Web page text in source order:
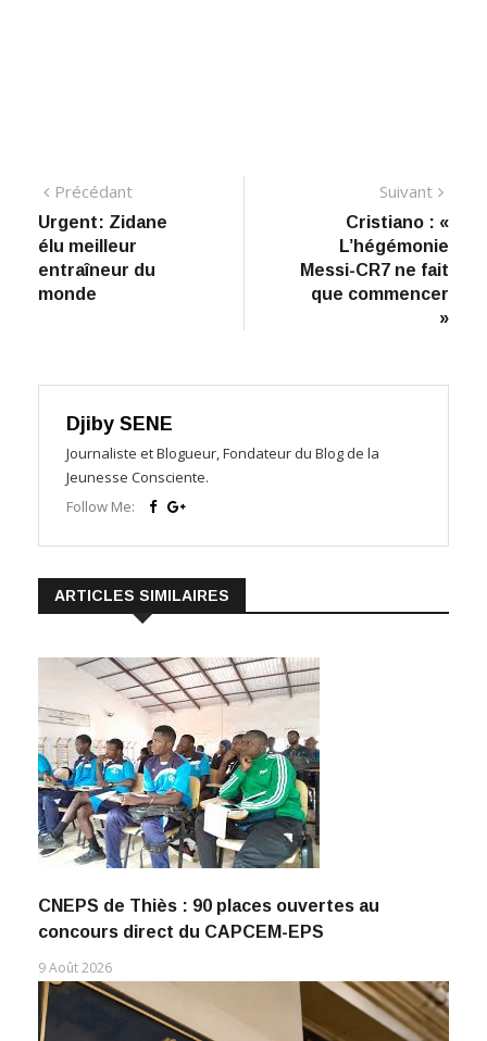
Navigation
de
l’article
PrécédantPrécédant:
Urgent: Zidane
élu meilleur
entraîneur du
monde
Suivant
​Cristiano : «
L’hégémonie
Messi-CR7 ne fait
que commencer
»
Djiby SENE
Journaliste et Blogueur, Fondateur du Blog de la
Jeunesse Consciente.
Follow Me:
ARTICLES SIMILAIRES
CNEPS de Thiès : 90 places ouvertes au
concours direct du CAPCEM-EPS
9 Août 2026